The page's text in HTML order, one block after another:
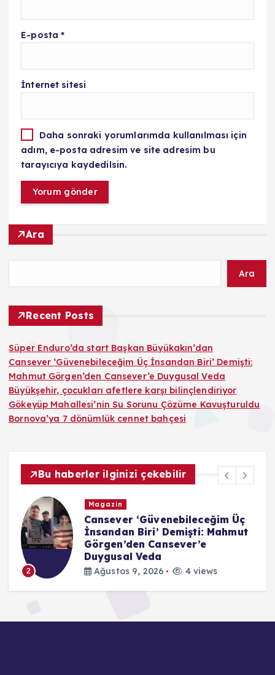
E-posta*
İnternet sitesi
Daha sonraki yorumlarımda kullanılması için
adım, e-posta adresim ve site adresim bu
tarayıcıya kaydedilsin.
Ara
Ara
Recent Posts
Süper Enduro’da start Başkan Büyükakın’dan
Cansever ‘Güvenebileceğim Üç İnsandan Biri’ Demişti:
Mahmut Görgen’den Cansever’e Duygusal Veda
Büyükşehir, çocukları afetlere karşı bilinçlendiriyor
Gökeyüp Mahallesi’nin Su Sorunu Çözüme Kavuşturuldu
Bornova’ya 7 dönümlük cennet bahçesi
Bu haberler ilginizi çekebilir
2
Magazin
Cansever ‘Güvenebileceğim Üç
İnsandan Biri’ Demişti: Mahmut
Görgen’den Cansever’e
Duygusal Veda
Ağustos 9, 2026 4 views